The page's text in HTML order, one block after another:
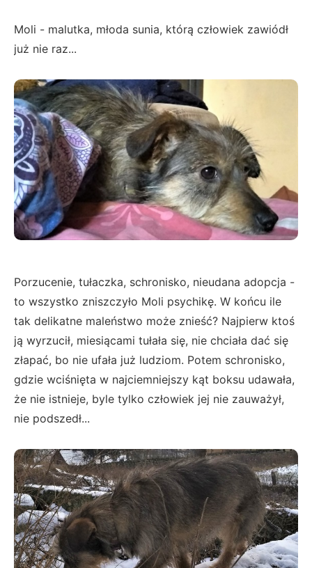
Moli - malutka, młoda sunia, którą człowiek zawiódł
już nie raz...
Porzucenie, tułaczka, schronisko, nieudana adopcja -
to wszystko zniszczyło Moli psychikę. W końcu ile
tak delikatne maleństwo może znieść? Najpierw ktoś
ją wyrzucił, miesiącami tułała się, nie chciała dać się
złapać, bo nie ufała już ludziom. Potem schronisko,
gdzie wciśnięta w najciemniejszy kąt boksu udawała,
że nie istnieje, byle tylko człowiek jej nie zauważył,
nie podszedł...